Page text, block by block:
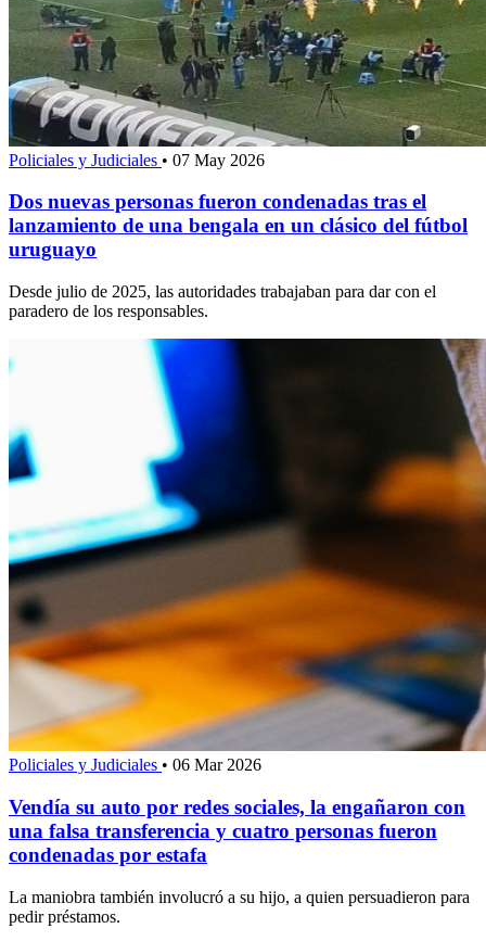
Policiales y Judiciales • 07 May 2026
Dos nuevas personas fueron condenadas tras el
lanzamiento de una bengala en un clásico del fútbol
uruguayo
Desde julio de 2025, las autoridades trabajaban para dar con el
paradero de los responsables.
Policiales y Judiciales • 06 Mar 2026
Vendía su auto por redes sociales, la engañaron con
una falsa transferencia y cuatro personas fueron
condenadas por estafa
La maniobra también involucró a su hijo, a quien persuadieron para
pedir préstamos.